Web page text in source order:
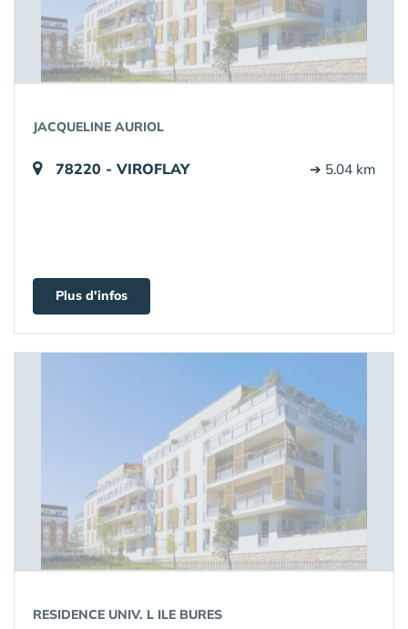
JACQUELINE AURIOL
78220 - VIROFLAY ➔ 5.04 km
Plus d'infos
RESIDENCE UNIV. L ILE BURES